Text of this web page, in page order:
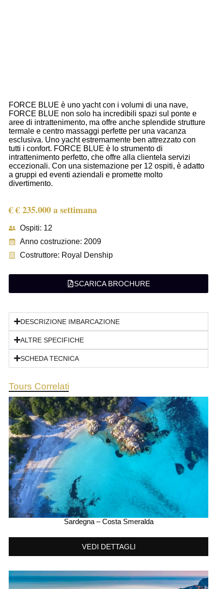
FORCE BLUE è uno yacht con i volumi di una nave,
FORCE BLUE non solo ha incredibili spazi sul ponte e
aree di intrattenimento, ma offre anche splendide strutture
termale e centro massaggi perfette per una vacanza
esclusiva. Uno yacht estremamente ben attrezzato con
tutti i confort. FORCE BLUE è lo strumento di
intrattenimento perfetto, che offre alla clientela servizi
eccezionali. Con una sistemazione per 12 ospiti, è adatto
a gruppi ed eventi aziendali e promette molto
divertimento.
€ € 235.000 a settimana
Ospiti: 12
Anno costruzione: 2009
Costruttore: Royal Denship
SCARICA BROCHURE
DESCRIZIONE IMBARCAZIONE
ALTRE SPECIFICHE
SCHEDA TECNICA
Tours Correlati
Sardegna – Costa Smeralda
VEDI DETTAGLI